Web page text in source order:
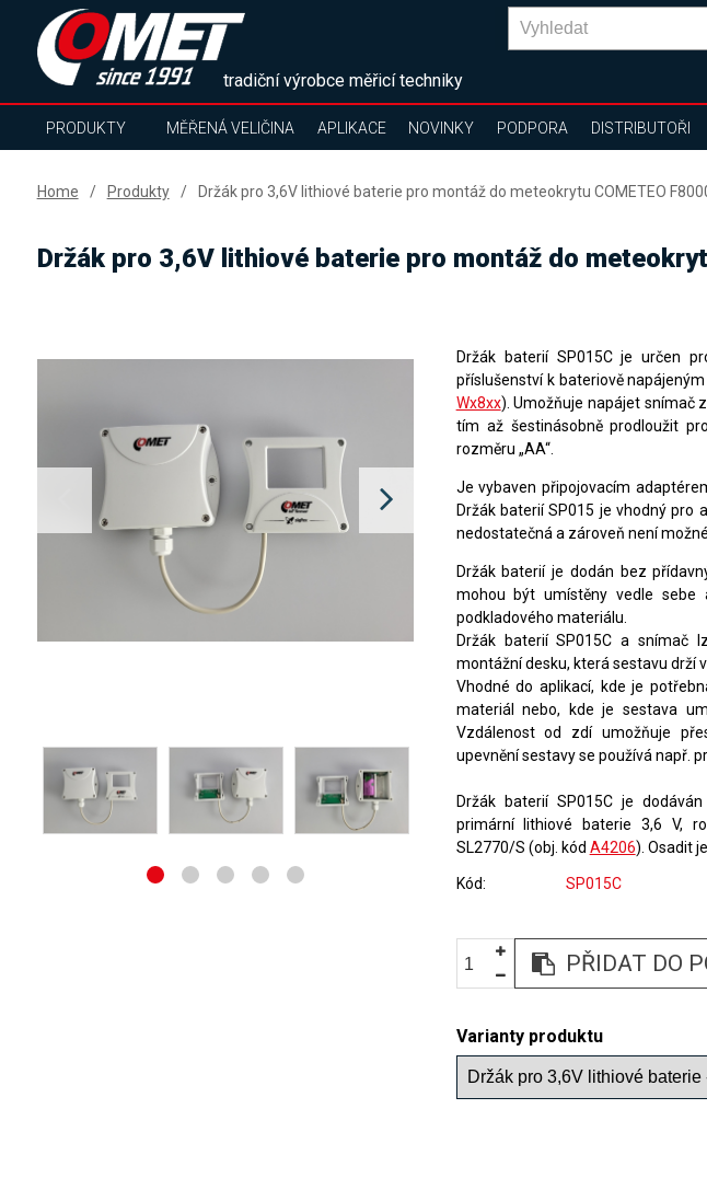
tradiční výrobce měřicí techniky
PRODUKTY MĚŘENÁ VELIČINA APLIKACE NOVINKY PODPORA DISTRIBUTOŘI
Home Produkty Držák pro 3,6V lithiové baterie pro montáž do meteokrytu COMETEO
Držák pro 3,6V lithiové baterie pro montáž do
Držák baterií SP015C je určen
příslušenství k bateriově
Wx8xx). Umožňuje napájet snímač
tím až šestinásobně prodloužit
rozměru „AA“.
Je vybaven připojovacím
Držák baterií SP015 je vhodný pro
nedostatečná a zároveň není
Držák baterií je dodán bez
mohou být umístěny vedle sebe
podkladového materiálu.
Držák baterií SP015C a snímač
montážní desku, která sestavu drží
Vhodné do aplikací, kde je
materiál nebo, kde je sestava
Vzdálenost od zdí umožňuje
upevnění sestavy se používá např.
Držák baterií SP015C je
primární lithiové baterie 3,6 V,
SL2770/S (obj. kód A4206). Osadit
Kód SP015C
PŘIDAT DO
Varianty produktu